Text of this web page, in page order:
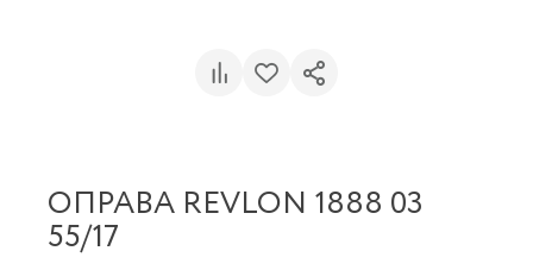
ОПРАВА REVLON 1888 03
55/17